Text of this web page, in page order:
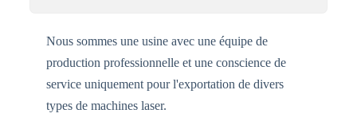
Nous sommes une usine avec une équipe de
production professionnelle et une conscience de
service uniquement pour l'exportation de divers
types de machines laser.